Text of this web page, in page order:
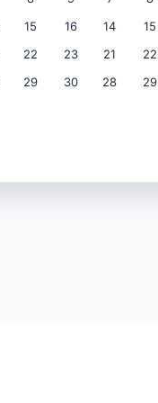
15
16
22
23
29
30
14
15
21
22
28
29